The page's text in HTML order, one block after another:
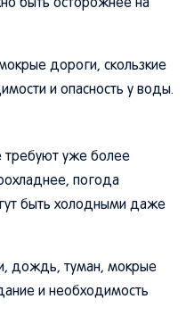
быть осторожнее на
дороги, скользкие
и опасность у воды.
требуют уже более
погода
быть холодными даже
дождь, туман, мокрые
и необходимость